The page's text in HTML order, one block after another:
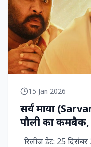
15 Jan 2026
सर्वं माया
पौली का
कॉमेडी जो दिल
रिलीज डेट: 25 दिसंबर